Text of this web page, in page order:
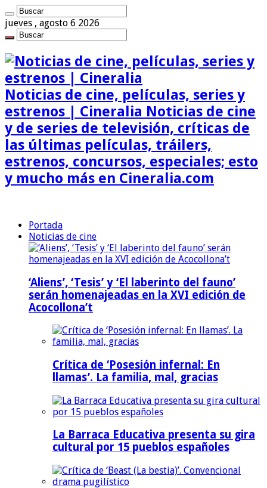
jueves , agosto 6 2026
Noticias de cine, películas, series y
estrenos | Cineralia Noticias de cine
y de series de televisión, críticas de
las últimas películas, tráilers,
estrenos, concursos, especiales; esto
y mucho más en Cineralia.com
Portada
Noticias de cine
‘Aliens’, ‘Tesis’ y ‘El laberinto del fauno’
serán homenajeadas en la XVI edición de
Acocollona’t
Crítica de ‘Posesión infernal: En
llamas’. La familia, mal, gracias
La Barraca Educativa presenta su gira
cultural por 15 pueblos españoles